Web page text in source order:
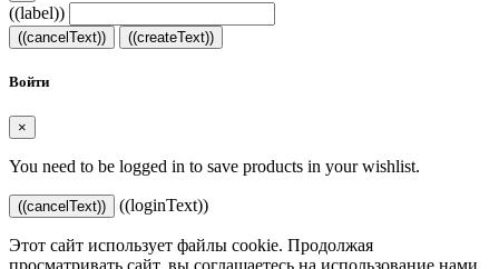
((label))
((cancelText)) ((createText))
Войти
×
You need to be logged in to save products in your wishlist.
((cancelText)) ((loginText))
Этот сайт использует файлы cookie. Продолжая